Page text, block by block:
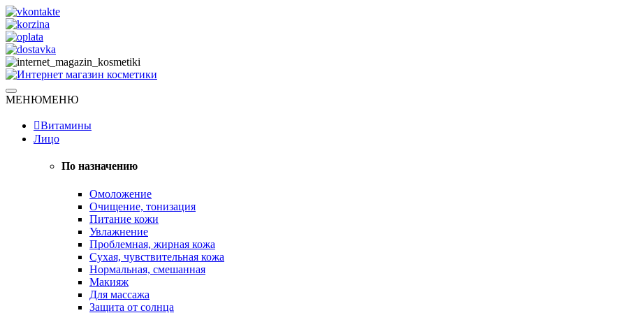
Skip
to
content
Интернет магазин косметики
Натуральная косметика
МЕНЮМЕНЮ
Витамины
Лицо
По назначению
Омоложение
Очищение, тонизация
Питание кожи
Увлажнение
Проблемная, жирная кожа
Сухая, чувствительная кожа
Нормальная, смешанная
Макияж
Для массажа
Защита от солнца